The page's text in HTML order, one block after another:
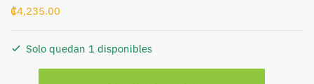
₡4,235.00
Solo quedan 1 disponibles